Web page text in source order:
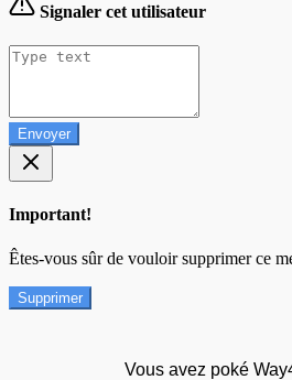
Signaler cet utilisateur
Envoyer
Important!
Êtes-vous sûr de vouloir supprimer ce
Supprimer
Vous avez poké